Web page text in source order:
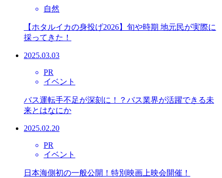
自然
【ホタルイカの身投げ2026】旬や時期 地元民が実際に
採ってきた！
2025.03.03
PR
イベント
バス運転手不足が深刻に！？バス業界が活躍できる未
来とはなにか
2025.02.20
PR
イベント
日本海側初の一般公開！特別映画上映会開催！